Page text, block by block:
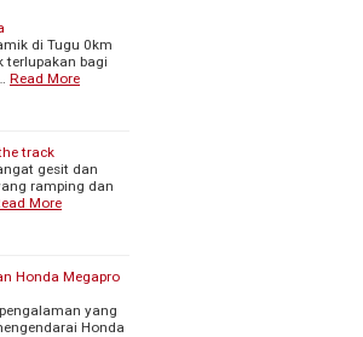
di Tugu 0km
terlupakan bagi
Read More
track
gesit dan
ramping dan
More
Honda Megapro
yang
Honda